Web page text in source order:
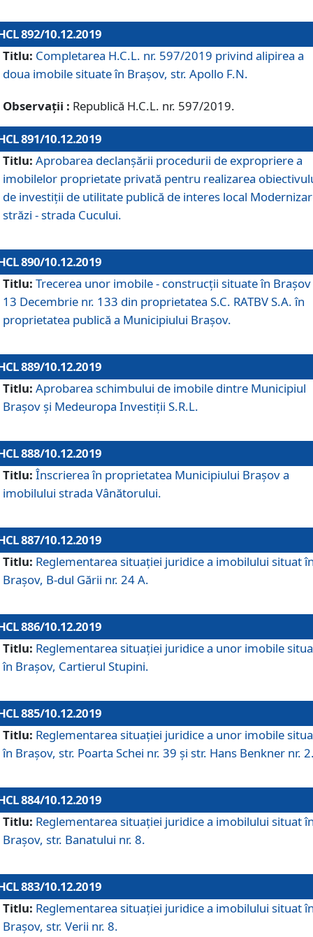
892/10.12.2019
Titlu: Completarea H.C.L. nr. 597/2019 privind alipirea a
doua imobile situate în Brașov, str. Apollo F.N.
Observații : Republică H.C.L. nr. 597/2019.
891/10.12.2019
Titlu: Aprobarea declanșării procedurii de expropriere a
imobilelor proprietate privată pentru realizarea
de investiții de utilitate publică de interes local
străzi - strada Cucului.
890/10.12.2019
Titlu: Trecerea unor imobile - construcții situate în Brașov
13 Decembrie nr. 133 din proprietatea S.C. RATBV S.A. în
proprietatea publică a Municipiului Brașov.
889/10.12.2019
Titlu: Aprobarea schimbului de imobile dintre Municipiul
Brașov și Medeuropa Investiții S.R.L.
888/10.12.2019
Titlu: Înscrierea în proprietatea Municipiului Braşov a
imobilului strada Vânătorului.
887/10.12.2019
Titlu: Reglementarea situației juridice a imobilului situat
Brașov, B-dul Gării nr. 24 A.
886/10.12.2019
Titlu: Reglementarea situaţiei juridice a unor imobile
în Braşov, Cartierul Stupini.
885/10.12.2019
Titlu: Reglementarea situației juridice a unor imobile
în Brașov, str. Poarta Schei nr. 39 și str. Hans Benkner nr.
884/10.12.2019
Titlu: Reglementarea situației juridice a imobilului situat
Brașov, str. Banatului nr. 8.
883/10.12.2019
Titlu: Reglementarea situației juridice a imobilului situat
Brașov, str. Verii nr. 8.